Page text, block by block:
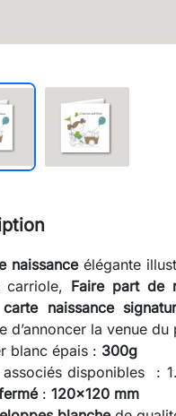
naissanceélégante
Faire part de
carte naissance
d’annoncer la venue
blanc épais : 300g
associés disponibles :
: 120x120 mm